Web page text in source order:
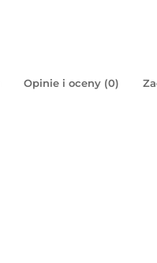
Opinie i oceny (0)